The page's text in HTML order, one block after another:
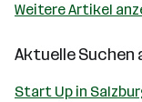
Weitere Artikel
Aktuelle Suchen
Start Up in